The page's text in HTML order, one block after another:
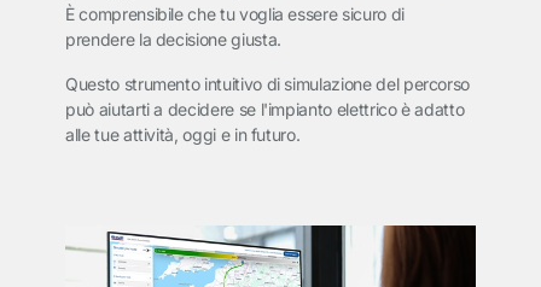
È comprensibile che tu voglia essere sicuro di
prendere la decisione giusta.
Questo strumento intuitivo di simulazione del percorso
può aiutarti a decidere se l'impianto elettrico è adatto
alle tue attività, oggi e in futuro.